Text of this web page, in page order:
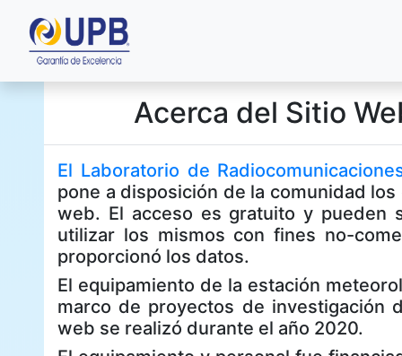
Acerca del Sitio
El Laboratorio de
pone a disposición de la comunidad
web. El acceso es gratuito y pueden
utilizar los mismos con fines no-
proporcionó los datos.
El equipamiento de la estación
marco de proyectos de investigación
web se realizó durante el año 2020.